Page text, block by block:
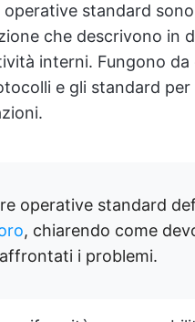
operative standard
che descrivono in
interni. Fungono
e gli standard
operative standard
, chiarendo come
i problemi.